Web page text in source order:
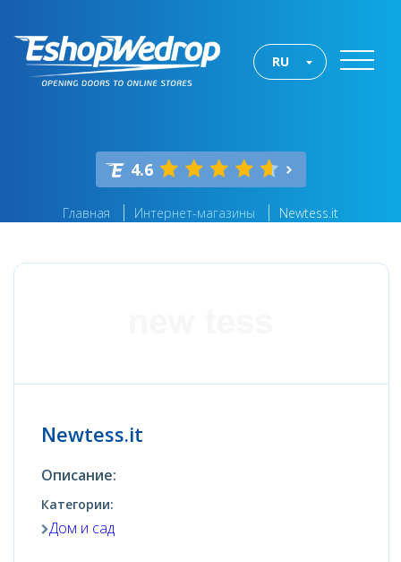
RU
4.6
Главная Интернет-магазины Newtess.it
Newtess.it
Описание:
Категории:
Дом и сад